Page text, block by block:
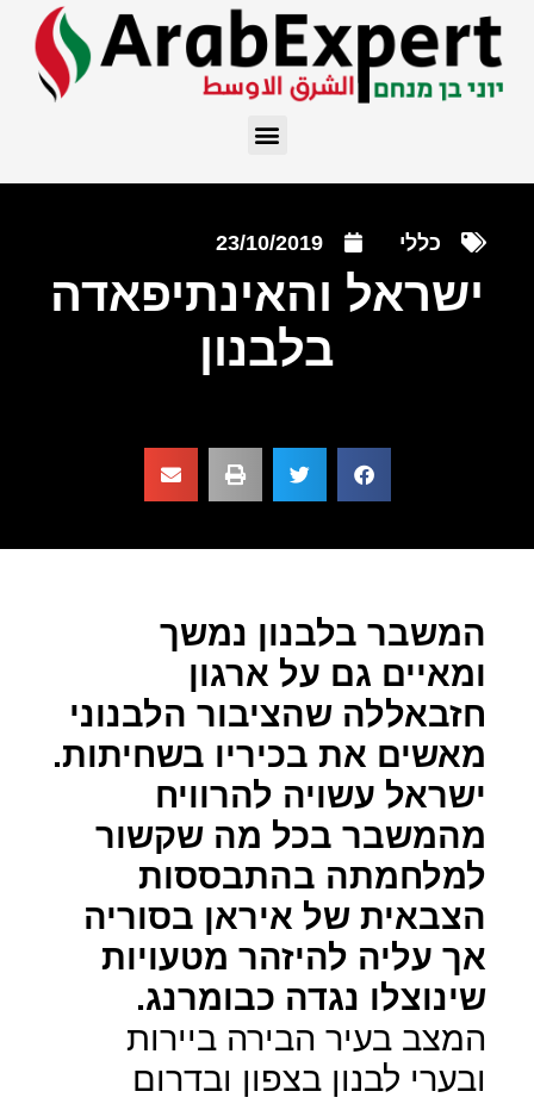
כללי 23/10/2019
ישראל והאינתיפאדה
בלבנון
המשבר בלבנון נמשך
ומאיים גם על ארגון
חזבאללה שהציבור הלבנוני
מאשים את בכיריו בשחיתות.
ישראל עשויה להרוויח
מהמשבר בכל מה שקשור
למלחמתה בהתבססות
הצבאית של איראן בסוריה
אך עליה להיזהר מטעויות
שינוצלו נגדה כבומרנג.
המצב בעיר הבירה ביירות
ובערי לבנון בצפון ובדרום